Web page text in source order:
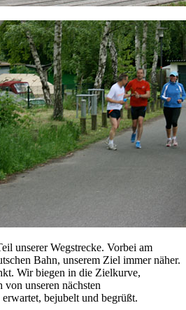
unserer Wegstrecke. Vorbei am
Bahn, unserem Ziel immer näher.
Wir biegen in die Zielkurve,
unseren nächsten
bejubelt und begrüßt.